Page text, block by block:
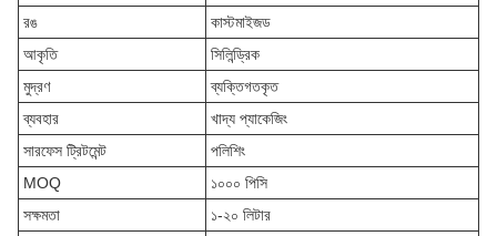
রঙ
কাস্টমাইজড
আকৃতি
সিলিন্ড্রিক
মুদ্রণ
ব্যক্তিগতকৃত
ব্যবহার
খাদ্য প্যাকেজিং
সারফেস ট্রিটমেন্ট
পলিশিং
MOQ
১০০০ পিসি
সক্ষমতা
১-২০ লিটার